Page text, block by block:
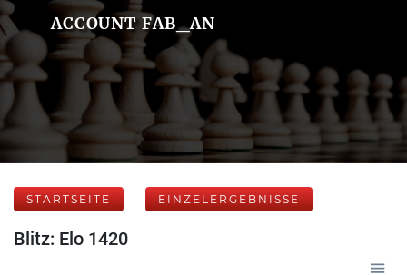
ACCOUNT FAB_AN
STARTSEITE EINZELERGEBNISSE
Blitz: Elo 1420